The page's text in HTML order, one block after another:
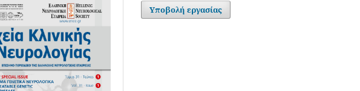
Υποβολή εργασίας